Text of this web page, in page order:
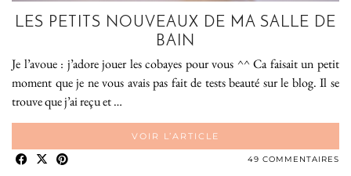
LES PETITS NOUVEAUX DE MA SALLE DE
BAIN
Je l’avoue : j’adore jouer les cobayes pour vous ^^ Ca faisait un petit
moment que je ne vous avais pas fait de tests beauté sur le blog. Il se
trouve que j’ai reçu et …
VOIR L’ARTICLE
49 COMMENTAIRES